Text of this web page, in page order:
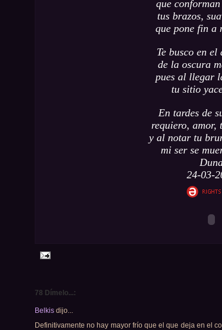
que
tus brazos,
que pone fin a
Te busco en
de la oscura
pues al llegar
tu sitio
En tardes de
requiero, amor,
y al notar tu
mi ser se
24-03-
78 Dímelo...:
Belkis dijo...
Definitivamente no hay mayor frío que el que deja en el